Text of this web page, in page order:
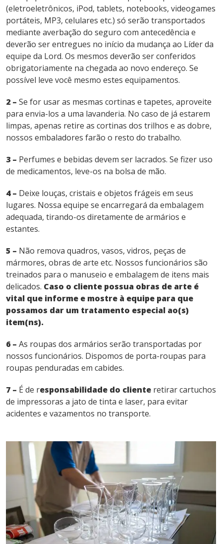
(eletroeletrônicos, iPod, tablets, notebooks, videogames
portáteis, MP3, celulares etc.) só serão transportados
mediante averbação do seguro com antecedência e
deverão ser entregues no início da mudança ao Líder da
equipe da Lord. Os mesmos deverão ser conferidos
obrigatoriamente na chegada ao novo endereço. Se
possível leve você mesmo estes equipamentos.
2 – Se for usar as mesmas cortinas e tapetes, aproveite
para envia-los a uma lavanderia. No caso de já estarem
limpas, apenas retire as cortinas dos trilhos e as dobre,
nossos embaladores farão o resto do trabalho.
3 – Perfumes e bebidas devem ser lacrados. Se fizer uso
de medicamentos, leve-os na bolsa de mão.
4 – Deixe louças, cristais e objetos frágeis em seus
lugares. Nossa equipe se encarregará da embalagem
adequada, tirando-os diretamente de armários e
estantes.
5 – Não remova quadros, vasos, vidros, peças de
mármores, obras de arte etc. Nossos funcionários são
treinados para o manuseio e embalagem de itens mais
delicados. Caso o cliente possua obras de arte é
vital que informe e mostre à equipe para que
possamos dar um tratamento especial ao(s)
item(ns).
6 – As roupas dos armários serão transportadas por
nossos funcionários. Dispomos de porta-roupas para
roupas penduradas em cabides.
7 – É de responsabilidade do cliente retirar cartuchos
de impressoras a jato de tinta e laser, para evitar
acidentes e vazamentos no transporte.